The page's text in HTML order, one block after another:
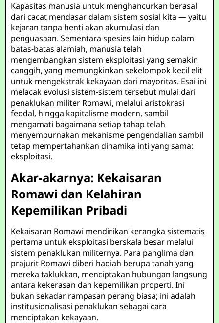
Kapasitas manusia untuk menghancurkan berasal
dari cacat mendasar dalam sistem sosial kita — yaitu
kejaran tanpa henti akan akumulasi dan
penguasaan. Sementara spesies lain hidup dalam
batas-batas alamiah, manusia telah
mengembangkan sistem eksploitasi yang semakin
canggih, yang memungkinkan sekelompok kecil elit
untuk mengekstrak kekayaan dari mayoritas. Esai ini
melacak evolusi sistem-sistem tersebut mulai dari
penaklukan militer Romawi, melalui aristokrasi
feodal, hingga kapitalisme modern, sambil
mengamati bagaimana setiap tahap telah
menyempurnakan mekanisme pengendalian sambil
tetap mempertahankan dinamika inti yang sama:
eksploitasi.
Akar-akarnya: Kekaisaran
Romawi dan Kelahiran
Kepemilikan Pribadi
Kekaisaran Romawi mendirikan kerangka sistematis
pertama untuk eksploitasi berskala besar melalui
sistem penaklukan militernya. Para panglima dan
prajurit Romawi diberi hadiah berupa tanah yang
mereka taklukkan, menciptakan hubungan langsung
antara kekerasan dan kepemilikan properti. Ini
bukan sekadar rampasan perang biasa; ini adalah
institusionalisasi penaklukan sebagai cara
menciptakan kekayaan.